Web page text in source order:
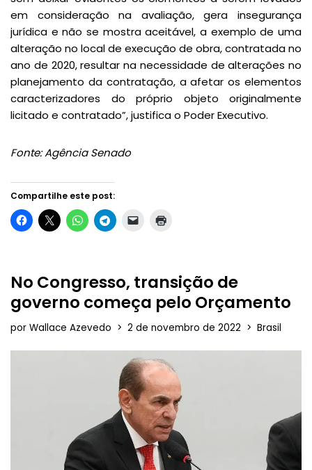
em consideração na avaliação, gera insegurança
jurídica e não se mostra aceitável, a exemplo de uma
alteração no local de execução de obra, contratada no
ano de 2020, resultar na necessidade de alterações no
planejamento da contratação, a afetar os elementos
caracterizadores do próprio objeto originalmente
licitado e contratado”, justifica o Poder Executivo.
Fonte: Agência Senado
Compartilhe este post:
No Congresso, transição de
governo começa pelo Orçamento
por Wallace Azevedo 2 de novembro de 2022 Brasil